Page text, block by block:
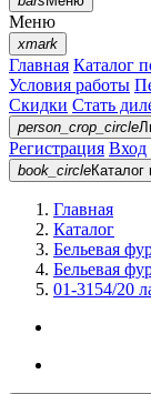
Меню
xmark
Главная Каталог
Условия работы
Скидки Стать
person_crop_circle
Регистрация Вход
book_circleКаталог
Главная
Каталог
Бельевая
Бельевая
01-3154/20